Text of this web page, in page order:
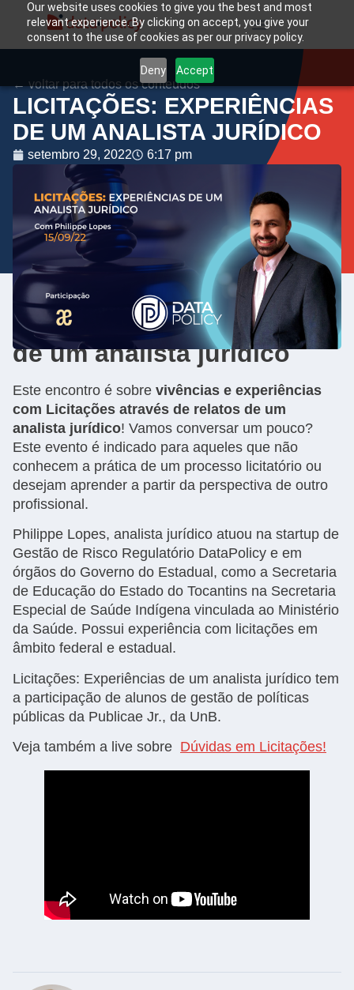
Our website uses cookies to give you the best and most
relevant experience. By clicking on accept, you give your
consent to the use of cookies as per our privacy policy.
Deny Accept
← voltar para todos os conteúdos
LICITAÇÕES: EXPERIÊNCIAS
DE UM ANALISTA JURÍDICO
setembro 29, 2022 6:17 pm
Licitações: experiências
de um analista jurídico
Este encontro é sobre vivências e experiências
com Licitações através de relatos de um
analista jurídico! Vamos conversar um pouco?
Este evento é indicado para aqueles que não
conhecem a prática de um processo licitatório ou
desejam aprender a partir da perspectiva de outro
profissional.
Philippe Lopes, analista jurídico atuou na startup de
Gestão de Risco Regulatório DataPolicy e em
órgãos do Governo do Estadual, como a Secretaria
de Educação do Estado do Tocantins na Secretaria
Especial de Saúde Indígena vinculada ao Ministério
da Saúde. Possui experiência com licitações em
âmbito federal e estadual.
Licitações: Experiências de um analista jurídico tem
a participação de alunos de gestão de políticas
públicas da Publicae Jr., da UnB.
Veja também a live sobre Dúvidas em Licitações!